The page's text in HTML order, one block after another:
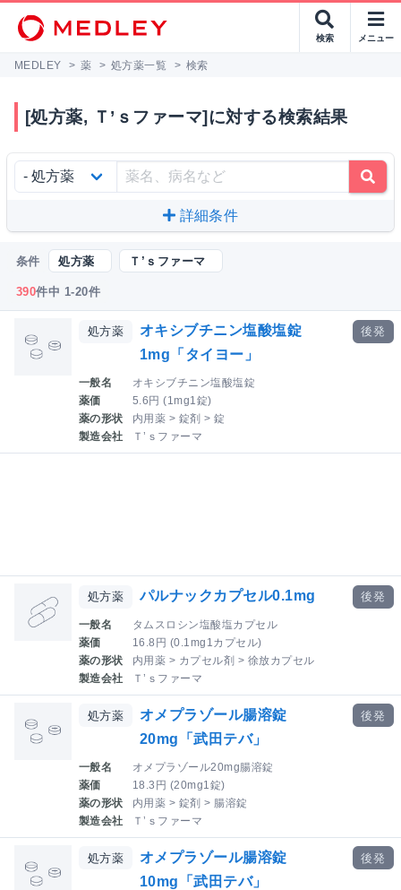
検索 メニュー
MEDLEY > 薬 > 処方薬一覧 > 検索
[処方薬, Ｔ’ｓファーマ]に対する検索結果
詳細条件
条件 処方薬 Ｔ’ｓファーマ
390件中 1-20件
処方薬
オキシブチニン塩酸塩錠
1mg「タイヨー」
一般名
オキシブチニン塩酸塩錠
薬価
5.6円 (1mg1錠)
薬の形状
内用薬 > 錠剤 > 錠
製造会社
Ｔ’ｓファーマ
後発
処方薬 パルナックカプセル0.1mg
一般名
タムスロシン塩酸塩カプセル
薬価
16.8円 (0.1mg1カプセル)
薬の形状
内用薬 > カプセル剤 > 徐放カプセル
製造会社
Ｔ’ｓファーマ
後発
処方薬
オメプラゾール腸溶錠
20mg「武田テバ」
一般名
オメプラゾール20mg腸溶錠
薬価
18.3円 (20mg1錠)
薬の形状
内用薬 > 錠剤 > 腸溶錠
製造会社
Ｔ’ｓファーマ
後発
処方薬
オメプラゾール腸溶錠
10mg「武田テバ」
後発